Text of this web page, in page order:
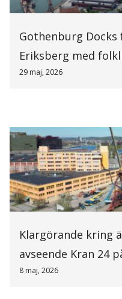
Gothenburg
Eriksberg med
29 maj, 2026
Klargörande kring
avseende Kran 24
8 maj, 2026